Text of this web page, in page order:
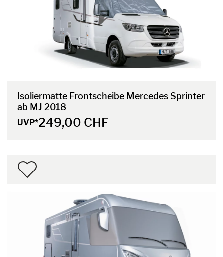
Isoliermatte Frontscheibe Mercedes Sprinter
ab MJ 2018
UVP*249,00 CHF